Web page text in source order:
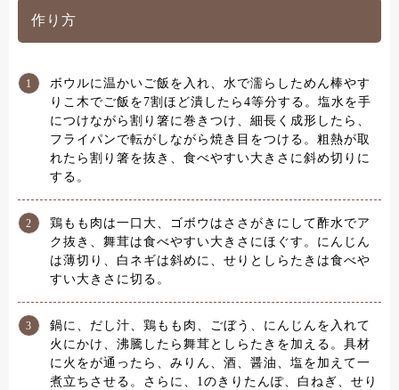
作り方
ボウルに温かいご飯を入れ、水で濡らしためん棒やす
りこ木でご飯を7割ほど潰したら4等分する。塩水を手
につけながら割り箸に巻きつけ、細長く成形したら、
フライパンで転がしながら焼き目をつける。粗熱が取
れたら割り箸を抜き、食べやすい大きさに斜め切りに
する。
鶏もも肉は一口大、ゴボウはささがきにして酢水でア
ク抜き、舞茸は食べやすい大きさにほぐす。にんじん
は薄切り、白ネギは斜めに、せりとしらたきは食べや
すい大きさに切る。
鍋に、だし汁、鶏もも肉、ごぼう、にんじんを入れて
火にかけ、沸騰したら舞茸としらたきを加える。具材
に火をが通ったら、みりん、酒、醤油、塩を加えて一
煮立ちさせる。さらに、1のきりたんぽ、白ねぎ、せり